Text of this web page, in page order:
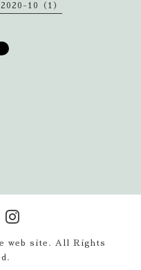
2020-10（1）
web site . All Rights